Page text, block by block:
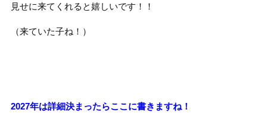
見せに来てくれると嬉しいです！！
（来ていた子ね！）
2027年は詳細決まったらここに書きますね！